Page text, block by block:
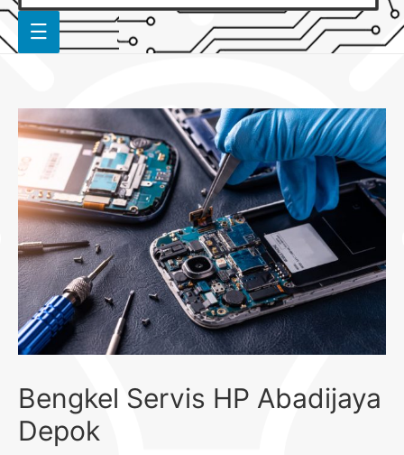
Bengkel Servis HP Abadijaya
Depok